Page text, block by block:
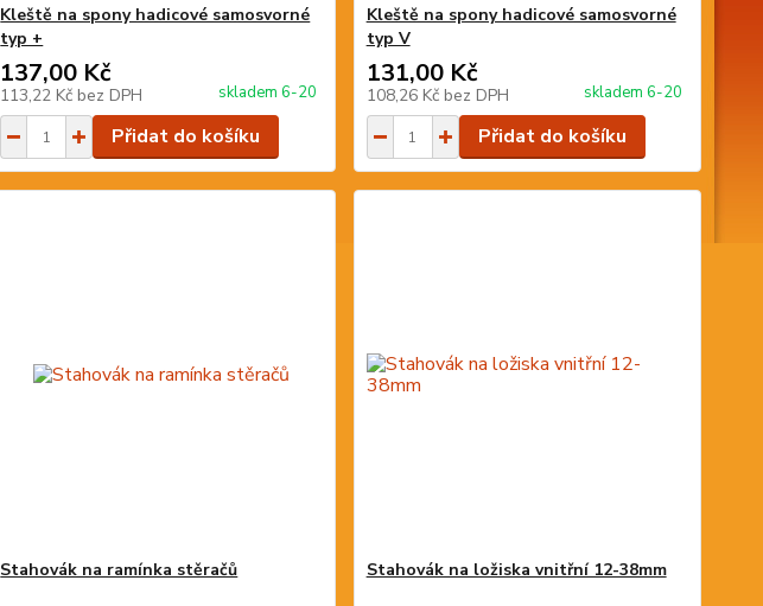
Kleště na spony hadicové samosvorné
typ +
137,00 Kč
113,22 Kč bez DPH skladem 6-20
Přidat do košíku
Kleště na spony hadicové samosvorné
typ V
131,00 Kč
108,26 Kč bez DPH skladem 6-20
Přidat do košíku
Stahovák na ramínka stěračů Stahovák na ložiska vnitřní 12-38mm